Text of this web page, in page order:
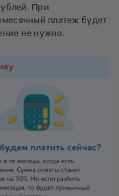
При
платеж будет
не нужно.